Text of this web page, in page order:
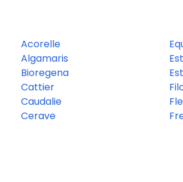
Acorelle
Algamaris
Bioregena
Cattier
Caudalie
Cerave